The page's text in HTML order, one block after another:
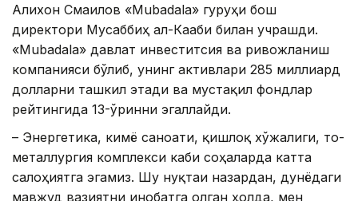
Алихон Смаилов «Mubadala» гуруҳи бош
директори Мусаббиҳ ал-Кааби билан учрашди.
«Mubadala» давлат инвеститсия ва ривожланиш
компанияси бўлиб, унинг активлари 285 миллиард
долларни ташкил этади ва мустақил фондлар
рейтингида 13-ўринни эгаллайди.
– Энергетика, кимё саноати, қишлоқ хўжалиги, тоғ-
металлургия комплекси каби соҳаларда катта
салоҳиятга эгамиз. Шу нуқтаи назардан, дунёдаги
мавжуд вазиятни инобатга олган ҳолда, мен